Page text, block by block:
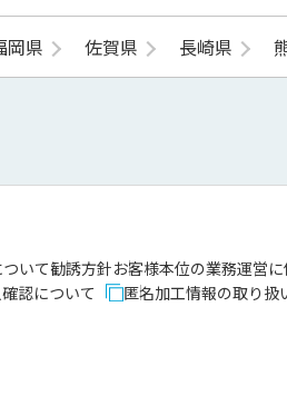
岡県 佐賀県 長崎県
いて勧誘方針お客様本位の業務運営
認について 匿名加工情報の取り扱